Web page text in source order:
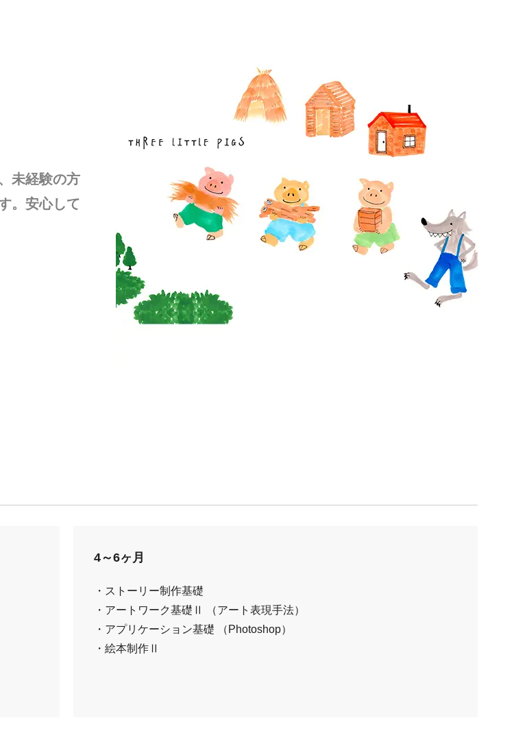
未経験の方
。安心して
4～6ヶ月
・ストーリー制作基礎
・アートワーク基礎Ⅱ （アート表現手法）
・アプリケーション基礎 （ Photoshop）
・絵本制作Ⅱ